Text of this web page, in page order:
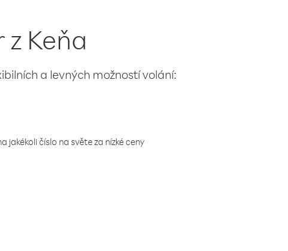
Keňa
a levných možností volání:
číslo na světe za nízké ceny